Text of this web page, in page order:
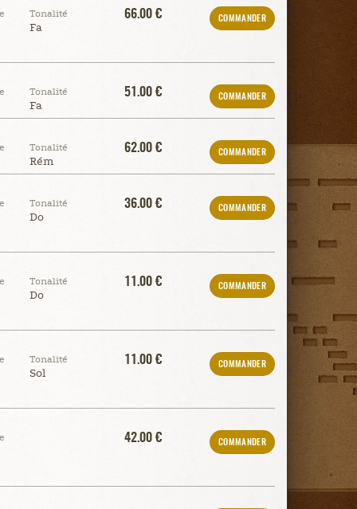
Tonalité
Fa
66.00 € COMMANDER
Tonalité
Fa
51.00 € COMMANDER
Tonalité
Rém
62.00 € COMMANDER
Tonalité
Do
36.00 € COMMANDER
Tonalité
Do
11.00 € COMMANDER
Tonalité
Sol
11.00 € COMMANDER
42.00 € COMMANDER